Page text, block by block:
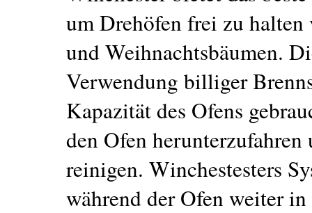
um Drehöfen frei zu
und Weihnachtsbäumen.
Verwendung billiger
Kapazität des Ofens
den Ofen
reinigen. Winchestesters
während der Ofen weiter